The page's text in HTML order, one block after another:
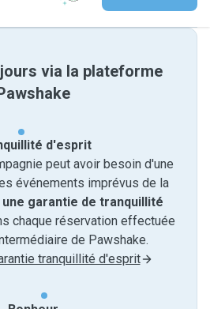
via la plateforme
d'esprit
peut avoir besoin d'une
événements imprévus de la
une garantie de tranquillité
chaque réservation effectuée
de Pawshake.
tranquillité d'esprit